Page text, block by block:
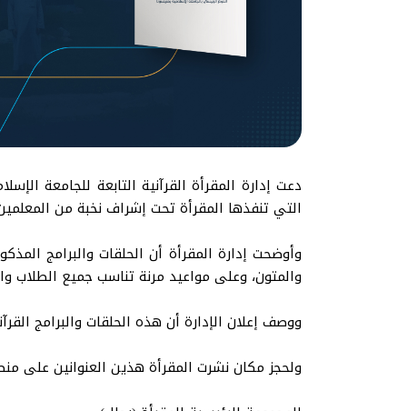
دعت إدارة المقرأة القرآنية التابعة للجامعة
التي تنفذها المقرأة تحت إشراف نخبة من
وأوضحت إدارة المقرأة أن الحلقات والبرامج
والمتون، وعلى مواعيد مرنة تناسب جميع الطلاب
ووصف إعلان الإدارة أن هذه الحلقات والبرامج
ولحجز مكان نشرت المقرأة هذين العنوانين على